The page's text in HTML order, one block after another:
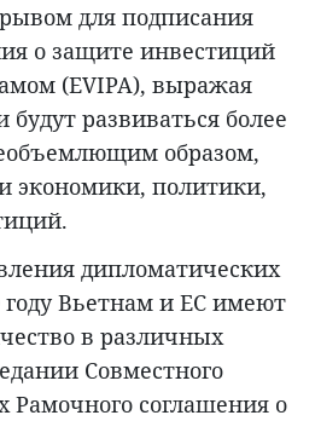
для подписания
о защите инвестиций
(EVIPA), выражая
будут развиваться более
образом,
экономики, политики,
дипломатических
Вьетнам и ЕС имеют
в различных
Совместного
Рамочного соглашения о